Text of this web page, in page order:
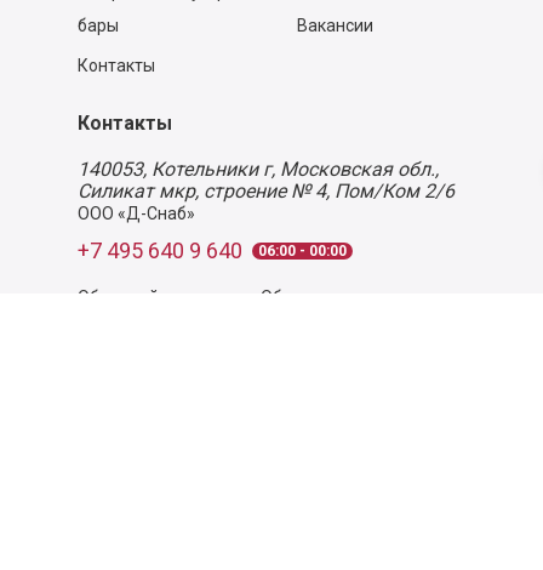
бары
Контакты
Вакансии
Контакты
140053, Котельники г, Московская обл.,
Силикат мкр, строение № 4, Пом/Ком 2/6
ООО «Д-Снаб»
+7 495 640 9 640 06:00 - 00:00
Обратный звонок Обратная связь